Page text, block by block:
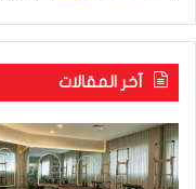
آخر المقالات